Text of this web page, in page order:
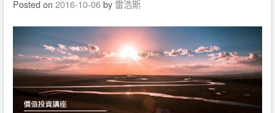
Posted on 2016-10-06by 雷浩斯